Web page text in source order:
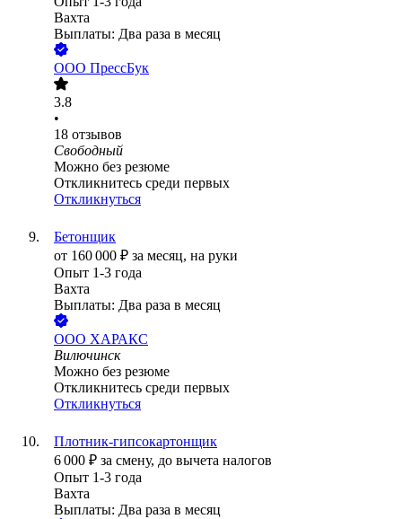
Вахта
Выплаты: Два раза в месяц
ООО ПрессБук
3.8
•
18 отзывов
Свободный
Можно без резюме
Откликнитесь среди первых
Откликнуться
Бетонщик
от 160 000 ₽ за месяц, на руки
Опыт 1-3 года
Вахта
Выплаты: Два раза в месяц
ООО ХАРАКС
Вилючинск
Можно без резюме
Откликнитесь среди первых
Откликнуться
Плотник-гипсокартонщик
6 000 ₽ за смену, до вычета налогов
Опыт 1-3 года
Вахта
Выплаты: Два раза в месяц